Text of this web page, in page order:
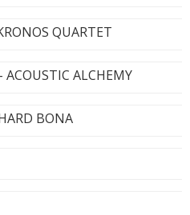
QUARTET
ALCHEMY
BONA